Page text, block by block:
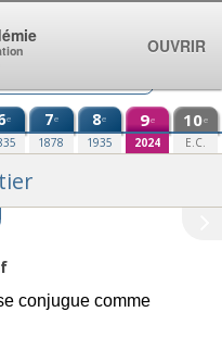
e 7e
1878
8e
1935
9e
2024
10e
E.C.
conjugue comme
OUVRIR